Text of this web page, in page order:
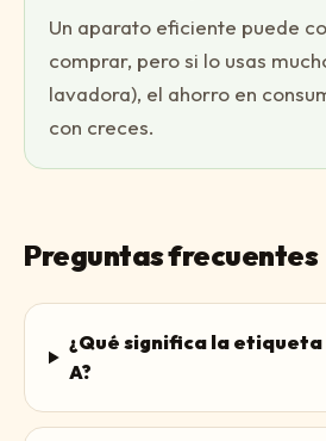
Un aparato eficiente puede
comprar, pero si lo usas
lavadora), el ahorro en
con creces.
Preguntas frecuentes
¿Qué significa la
A?